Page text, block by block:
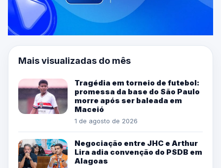
Mais visualizadas do mês
Tragédia em torneio de futebol:
promessa da base do São Paulo
morre após ser baleada em
Maceió
1 de agosto de 2026
Negociação entre JHC e Arthur
Lira adia convenção do PSDB em
Alagoas